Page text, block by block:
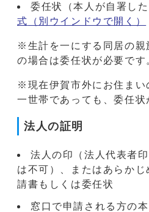
委任状（本人が自署し
式 （別ウインドウで開く）
※生計を一にする同居の親
の場合は委任状が必要です
※現在伊賀市外にお住まい
一世帯であっても、委任状
法人の証明
法人の印（法人代表者
は不可）、またはあらか
請書もしくは委任状
窓口で申請される方の